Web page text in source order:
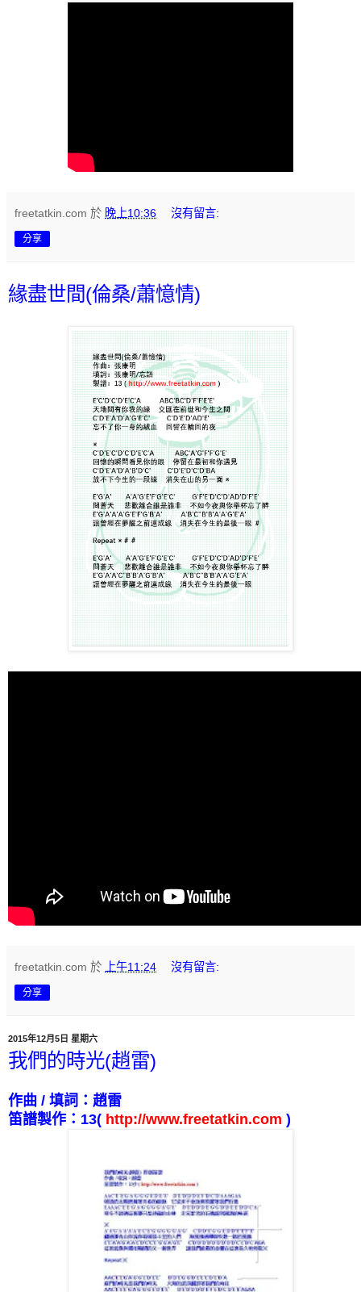
freetatkin.com 於 晚上10:36 沒有留言:
分享
緣盡世間(倫桑/蕭憶情)
freetatkin.com 於 上午11:24 沒有留言:
分享
2015年12月5日 星期六
我們的時光(趙雷)
作曲 / 填詞：趙雷
笛譜製作： 13( http://www.freetatkin.com )